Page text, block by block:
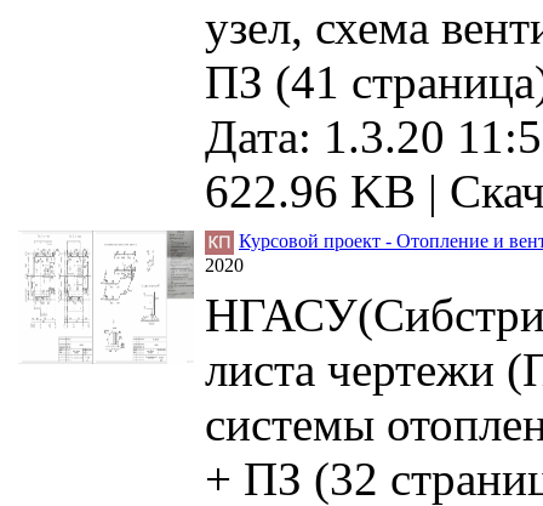
узел, схема
ПЗ (41
Дата: 1.3.20
622.96 KB |
Курсовой проект - Отопление и
2020
листа чертежи
системы
+ ПЗ (32